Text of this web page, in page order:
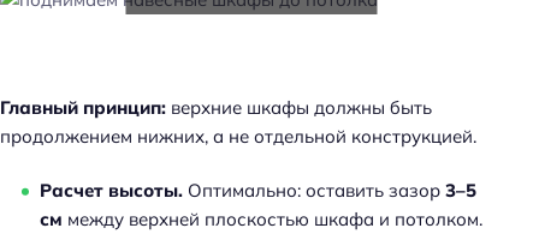
Главный принцип: верхние шкафы должны быть
продолжением нижних, а не отдельной конструкцией.
Расчет высоты. Оптимально: оставить зазор 3–5
см между верхней плоскостью шкафа и потолком.